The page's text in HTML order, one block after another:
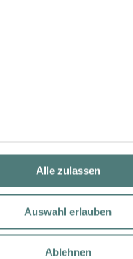
Alle zulassen
Auswahl erlauben
Ablehnen